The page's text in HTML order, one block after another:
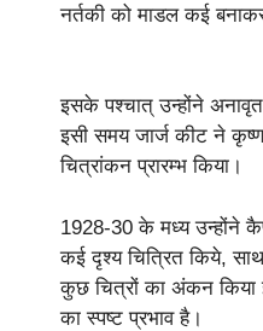
नर्तकी को माडल कई
इसके पश्चात् उन्होंने
इसी समय जार्ज कीट ने
चित्रांकन प्रारम्भ किया।
1928-30 के मध्य उन्होंने
कई दृश्य चित्रित किये,
कुछ चित्रों का अंकन
का स्पष्ट प्रभाव है।